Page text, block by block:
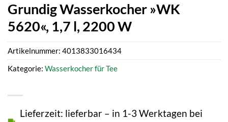
Grundig Wasserkocher »WK
5620«, 1,7 l, 2200 W
Lieferzeit: lieferbar – in 1-3 Werktagen bei
Artikelnummer: 4013833016434
Kategorie: Wasserkocher für Tee